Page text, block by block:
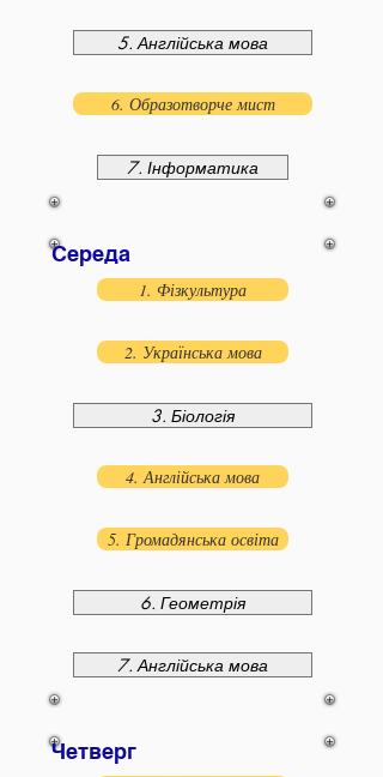
5. Англійська мова
6. Образотворче мист
7. Інформатика
Середа
1. Фізкультура
2. Українська мова
3. Біологія
4. Англійська мова
5. Громадянська освіта
6. Геометрія
7. Англійська мова
Четверг